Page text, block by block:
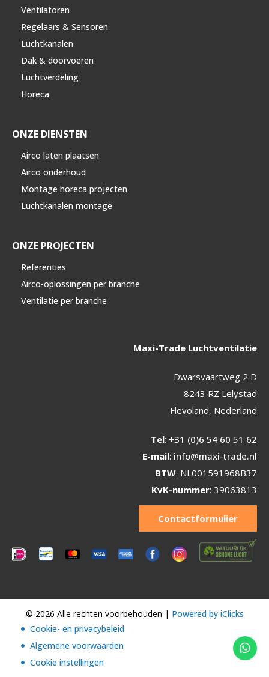
Ventilatoren
Regelaars & Sensoren
Luchtkanalen
Dak & doorvoeren
Luchtverdeling
Horeca
ONZE DIENSTEN
Airco laten plaatsen
Airco onderhoud
Montage horeca projecten
Luchtkanalen montage
ONZE PROJECTEN
Referenties
Airco-oplossingen per branche
Ventilatie per branche
Maxi-Trade Luchtventilatie
Dwarsvaartweg 2 D
8243 RZ Lelystad
Flevoland, Nederland
Tel: +31 (0)6 54 60 51 62
E-mail: info@maxi-trade.nl
BTW: NL001591968B37
KvK-nummer: 39063813
Contactformulier
© 2026 Alle rechten voorbehouden | Powered by iClicks
Cookie- en privacybeleid
Algemene voorwaarden
Cookie instellingen